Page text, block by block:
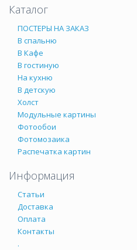
Каталог
ПОСТЕРЫ НА ЗАКАЗ
В спальню
В Кафе
В гостиную
На кухню
В детскую
Холст
Модульные картины
Фотообои
Фотомозаика
Распечатка картин
Информация
Статьи
Доставка
Оплата
Контакты
.